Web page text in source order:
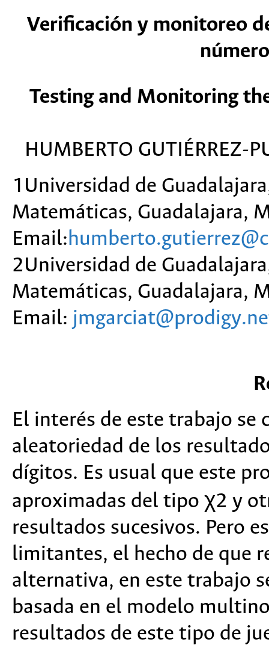
Verificación y monitoreo
Testing and Monitoring
HUMBERTO GUTIÉRREZ-
1Universidad de
Matemáticas, Guadalajara,
Email:
2Universidad de
Matemáticas, Guadalajara,
Email:
El interés de este trabajo se
aleatoriedad de los
dígitos. Es usual que este
aproximadas del tipo χ2 y
resultados sucesivos. Pero
limitantes, el hecho de que
alternativa, en este trabajo
basada en el modelo
resultados de este tipo de